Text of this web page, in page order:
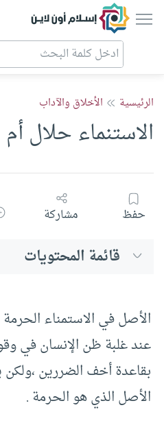
إسلام أون لاين
الرئيسية الأخلاق والآداب
الاستنماء حلال
حفظ مشاركة
قائمة المحتويات
الأصل في الاستمناء
عند غلبة ظن الإنسان في
بقاعدة أخف الضررين
الأصل الذي هو الحرمة .